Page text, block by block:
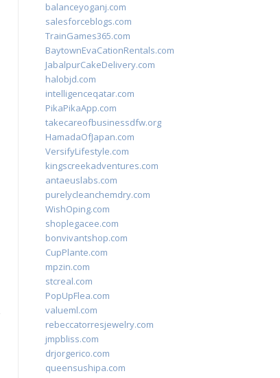
balanceyoganj.com
salesforceblogs.com
TrainGames365.com
BaytownEvaCationRentals.com
JabalpurCakeDelivery.com
halobjd.com
intelligenceqatar.com
PikaPikaApp.com
takecareofbusinessdfw.org
HamadaOfJapan.com
VersifyLifestyle.com
kingscreekadventures.com
antaeuslabs.com
purelycleanchemdry.com
WishOping.com
shoplegacee.com
bonvivantshop.com
CupPlante.com
mpzin.com
stcreal.com
PopUpFlea.com
valueml.com
rebeccatorresjewelry.com
jmpbliss.com
drjorgerico.com
queensushipa.com